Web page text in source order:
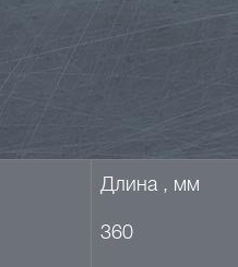
Длина , мм
360